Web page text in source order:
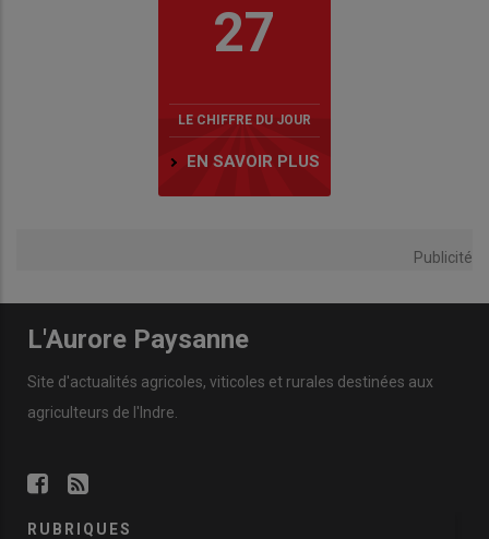
27
LE CHIFFRE DU JOUR
EN SAVOIR PLUS
Publicité
L'Aurore Paysanne
Site d'actualités agricoles, viticoles et rurales destinées aux
agriculteurs de l'Indre.
RUBRIQUES